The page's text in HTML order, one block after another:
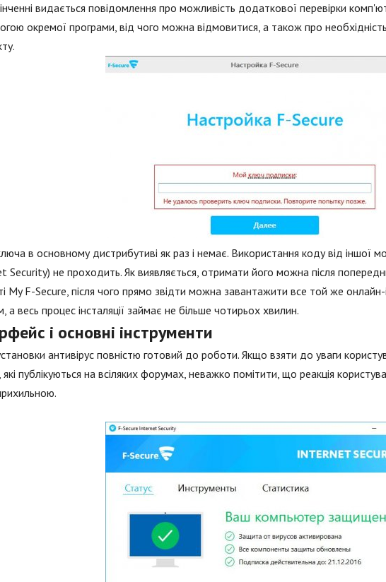
видається повідомлення про можливість додаткової перевірки
окремої програми, від чого можна відмовитися, а також про
в основному дистрибутиві як раз і немає. Використання коду від іншої
Security) не проходить. Як виявляється, отримати його можна після
My F-Secure, після чого прямо звідти можна завантажити все той же
а весь процес інсталяції займає не більше чотирьох хвилин.
і основні інструменти
антивірус повністю готовий до роботи. Якщо взяти до уваги
які публікуються на всіляких форумах, неважко помітити, що реакція